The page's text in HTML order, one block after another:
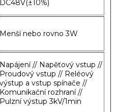
DC48V(±10%)
Menší nebo rovno 3W
Napájení // Napěťový vstup //
Proudový vstup // Reléový
výstup a vstup spínače //
Komunikační rozhraní //
Pulzní výstup 3kV/1min